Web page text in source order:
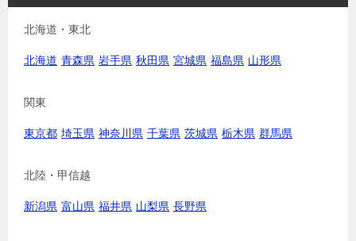
北海道・東北
北海道 青森県 岩手県 秋田県 宮城県 福島県 山形県
関東
東京都 埼玉県 神奈川県 千葉県 茨城県 栃木県 群馬県
北陸・甲信越
新潟県 富山県 福井県 山梨県 長野県